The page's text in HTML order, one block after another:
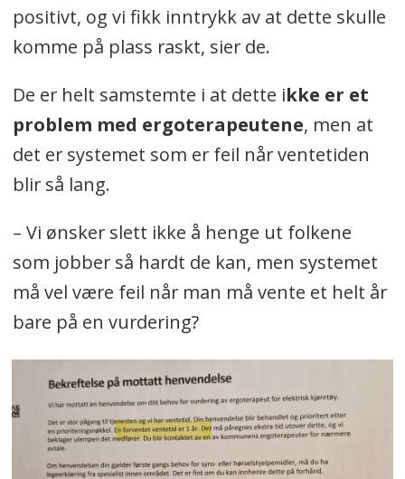
positivt, og vi fikk inntrykk av at dette skulle
komme på plass raskt, sier de.
De er helt samstemte i at dette ikke er et
problem med ergoterapeutene, men at
det er systemet som er feil når ventetiden
blir så lang.
– Vi ønsker slett ikke å henge ut folkene
som jobber så hardt de kan, men systemet
må vel være feil når man må vente et helt år
bare på en vurdering?